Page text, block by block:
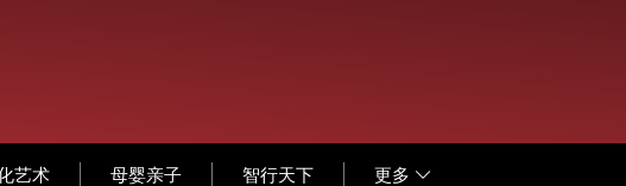
艺术 母婴亲子 智行天下 更多